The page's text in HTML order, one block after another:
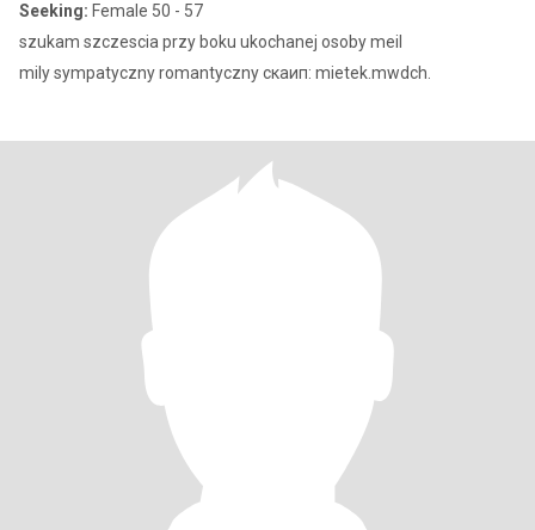
Seeking: Female 50 - 57
szukam szczescia przy boku ukochanej osoby meil
mily sympatyczny romantyczny скаип: mietek.mwdch.